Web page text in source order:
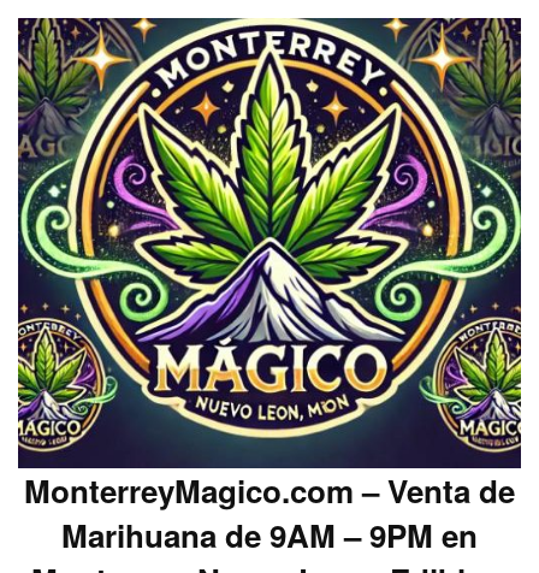
MonterreyMagico.com – Venta de
Marihuana de 9AM – 9PM en